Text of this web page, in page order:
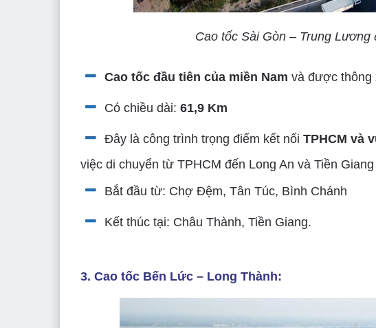
Cao tốc Sài Gòn – Trung Lương
Cao tốc đầu tiên của miền Nam và được thông
Có chiều dài: 61,9 Km
Đây là công trình trọng điểm kết nối TPHCM và
việc di chuyển từ TPHCM đến Long An và Tiền
Bắt đầu từ: Chợ Đệm, Tân Túc, Bình Chánh
Kết thúc tại: Châu Thành, Tiền Giang.
3. Cao tốc Bến Lức – Long Thành: